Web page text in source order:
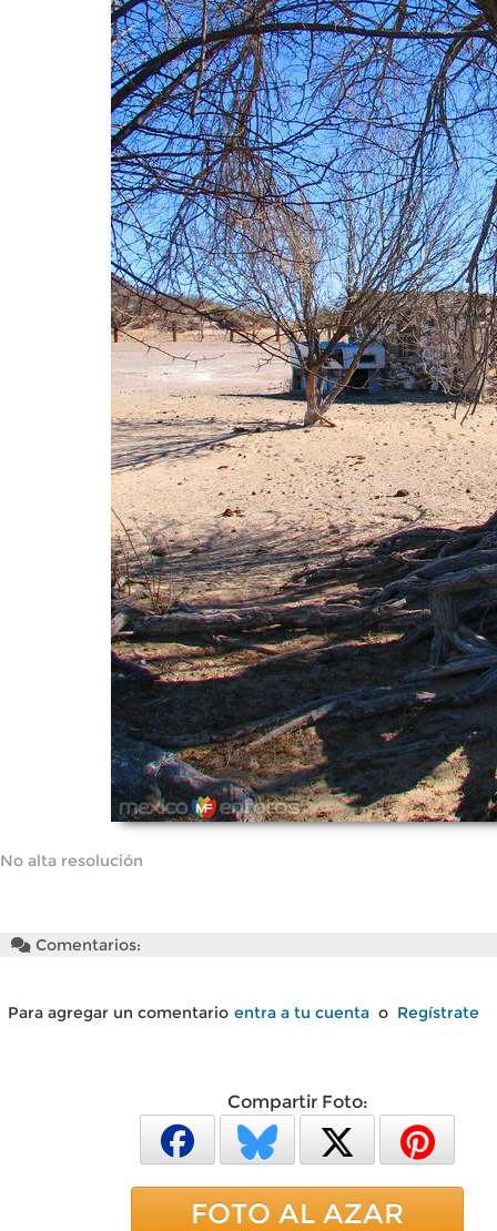
No alta resolución
Comentarios:
Para agregar un comentario entra a tu cuenta o Regístrate
Compartir Foto:
FOTO AL AZAR